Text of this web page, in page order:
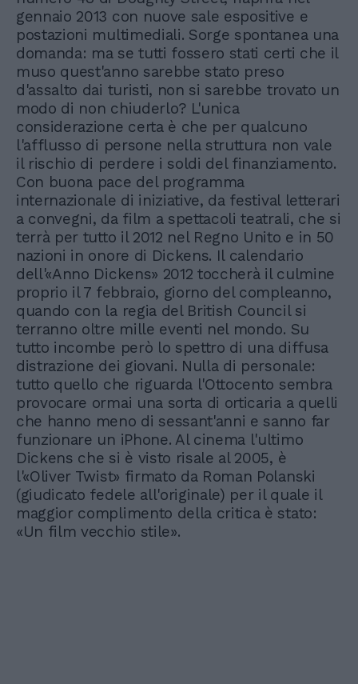
gennaio 2013 con nuove sale espositive e
postazioni multimediali. Sorge spontanea una
domanda: ma se tutti fossero stati certi che il
muso quest'anno sarebbe stato preso
d'assalto dai turisti, non si sarebbe trovato un
modo di non chiuderlo? L'unica
considerazione certa è che per qualcuno
l'afflusso di persone nella struttura non vale
il rischio di perdere i soldi del finanziamento.
Con buona pace del programma
internazionale di iniziative, da festival letterari
a convegni, da film a spettacoli teatrali, che si
terrà per tutto il 2012 nel Regno Unito e in 50
nazioni in onore di Dickens. Il calendario
dell'«Anno Dickens» 2012 toccherà il culmine
proprio il 7 febbraio, giorno del compleanno,
quando con la regia del British Council si
terranno oltre mille eventi nel mondo. Su
tutto incombe però lo spettro di una diffusa
distrazione dei giovani. Nulla di personale:
tutto quello che riguarda l'Ottocento sembra
provocare ormai una sorta di orticaria a quelli
che hanno meno di sessant'anni e sanno far
funzionare un iPhone. Al cinema l'ultimo
Dickens che si è visto risale al 2005, è
l'«Oliver Twist» firmato da Roman Polanski
(giudicato fedele all'originale) per il quale il
maggior complimento della critica è stato:
«Un film vecchio stile».